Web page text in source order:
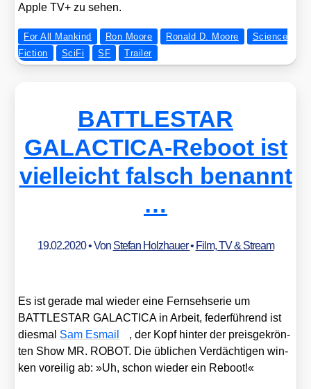
Apple TV+ zu sehen.
For All Mankind Ron Moore Ronald D. Moore
Science
Fiction
SciFi SF Trailer
BATTLESTAR
GALACTICA-Reboot ist
vielleicht falsch benannt
…
19.02.2020• Von Stefan Holzhauer• Film, TV & Stream
Es ist gera­de mal wie­der eine Fern­seh­se­rie um
BATTLESTAR GALACTICA in Arbeit, feder­füh­rend ist
dies­mal Sam Esmail
, der Kopf hin­ter der preis­ge­krön­
ten Show MR. ROBOT. Die übli­chen Ver­däch­ti­gen win­
ken vor­ei­lig ab: »Uh, schon wie­der ein Reboot!«